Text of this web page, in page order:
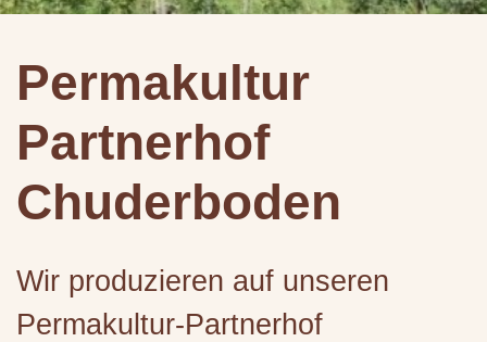
Permakultur
Partnerhof
Chuderboden
Wir produzieren auf unseren
Permakultur-Partnerhof